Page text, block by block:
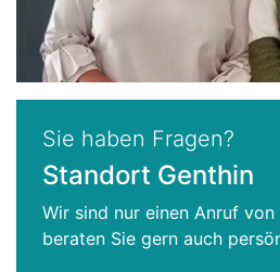
Sie haben Fragen?
Standort Genthin
Wir sind nur einen Anruf
beraten Sie gern auch